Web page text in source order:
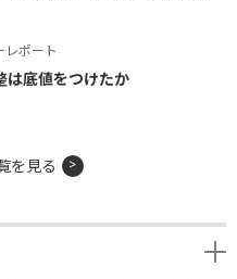
レポート
は底値をつけたか
を見る